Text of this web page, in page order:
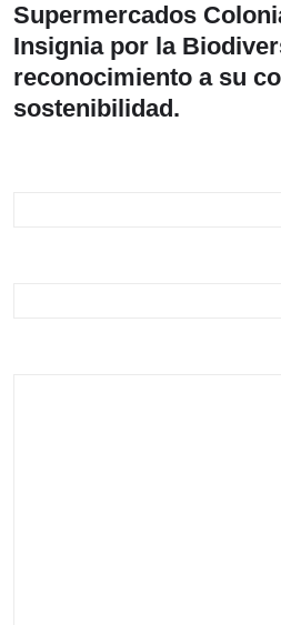
Supermercados
Insignia por la
reconocimiento a su
sostenibilidad.